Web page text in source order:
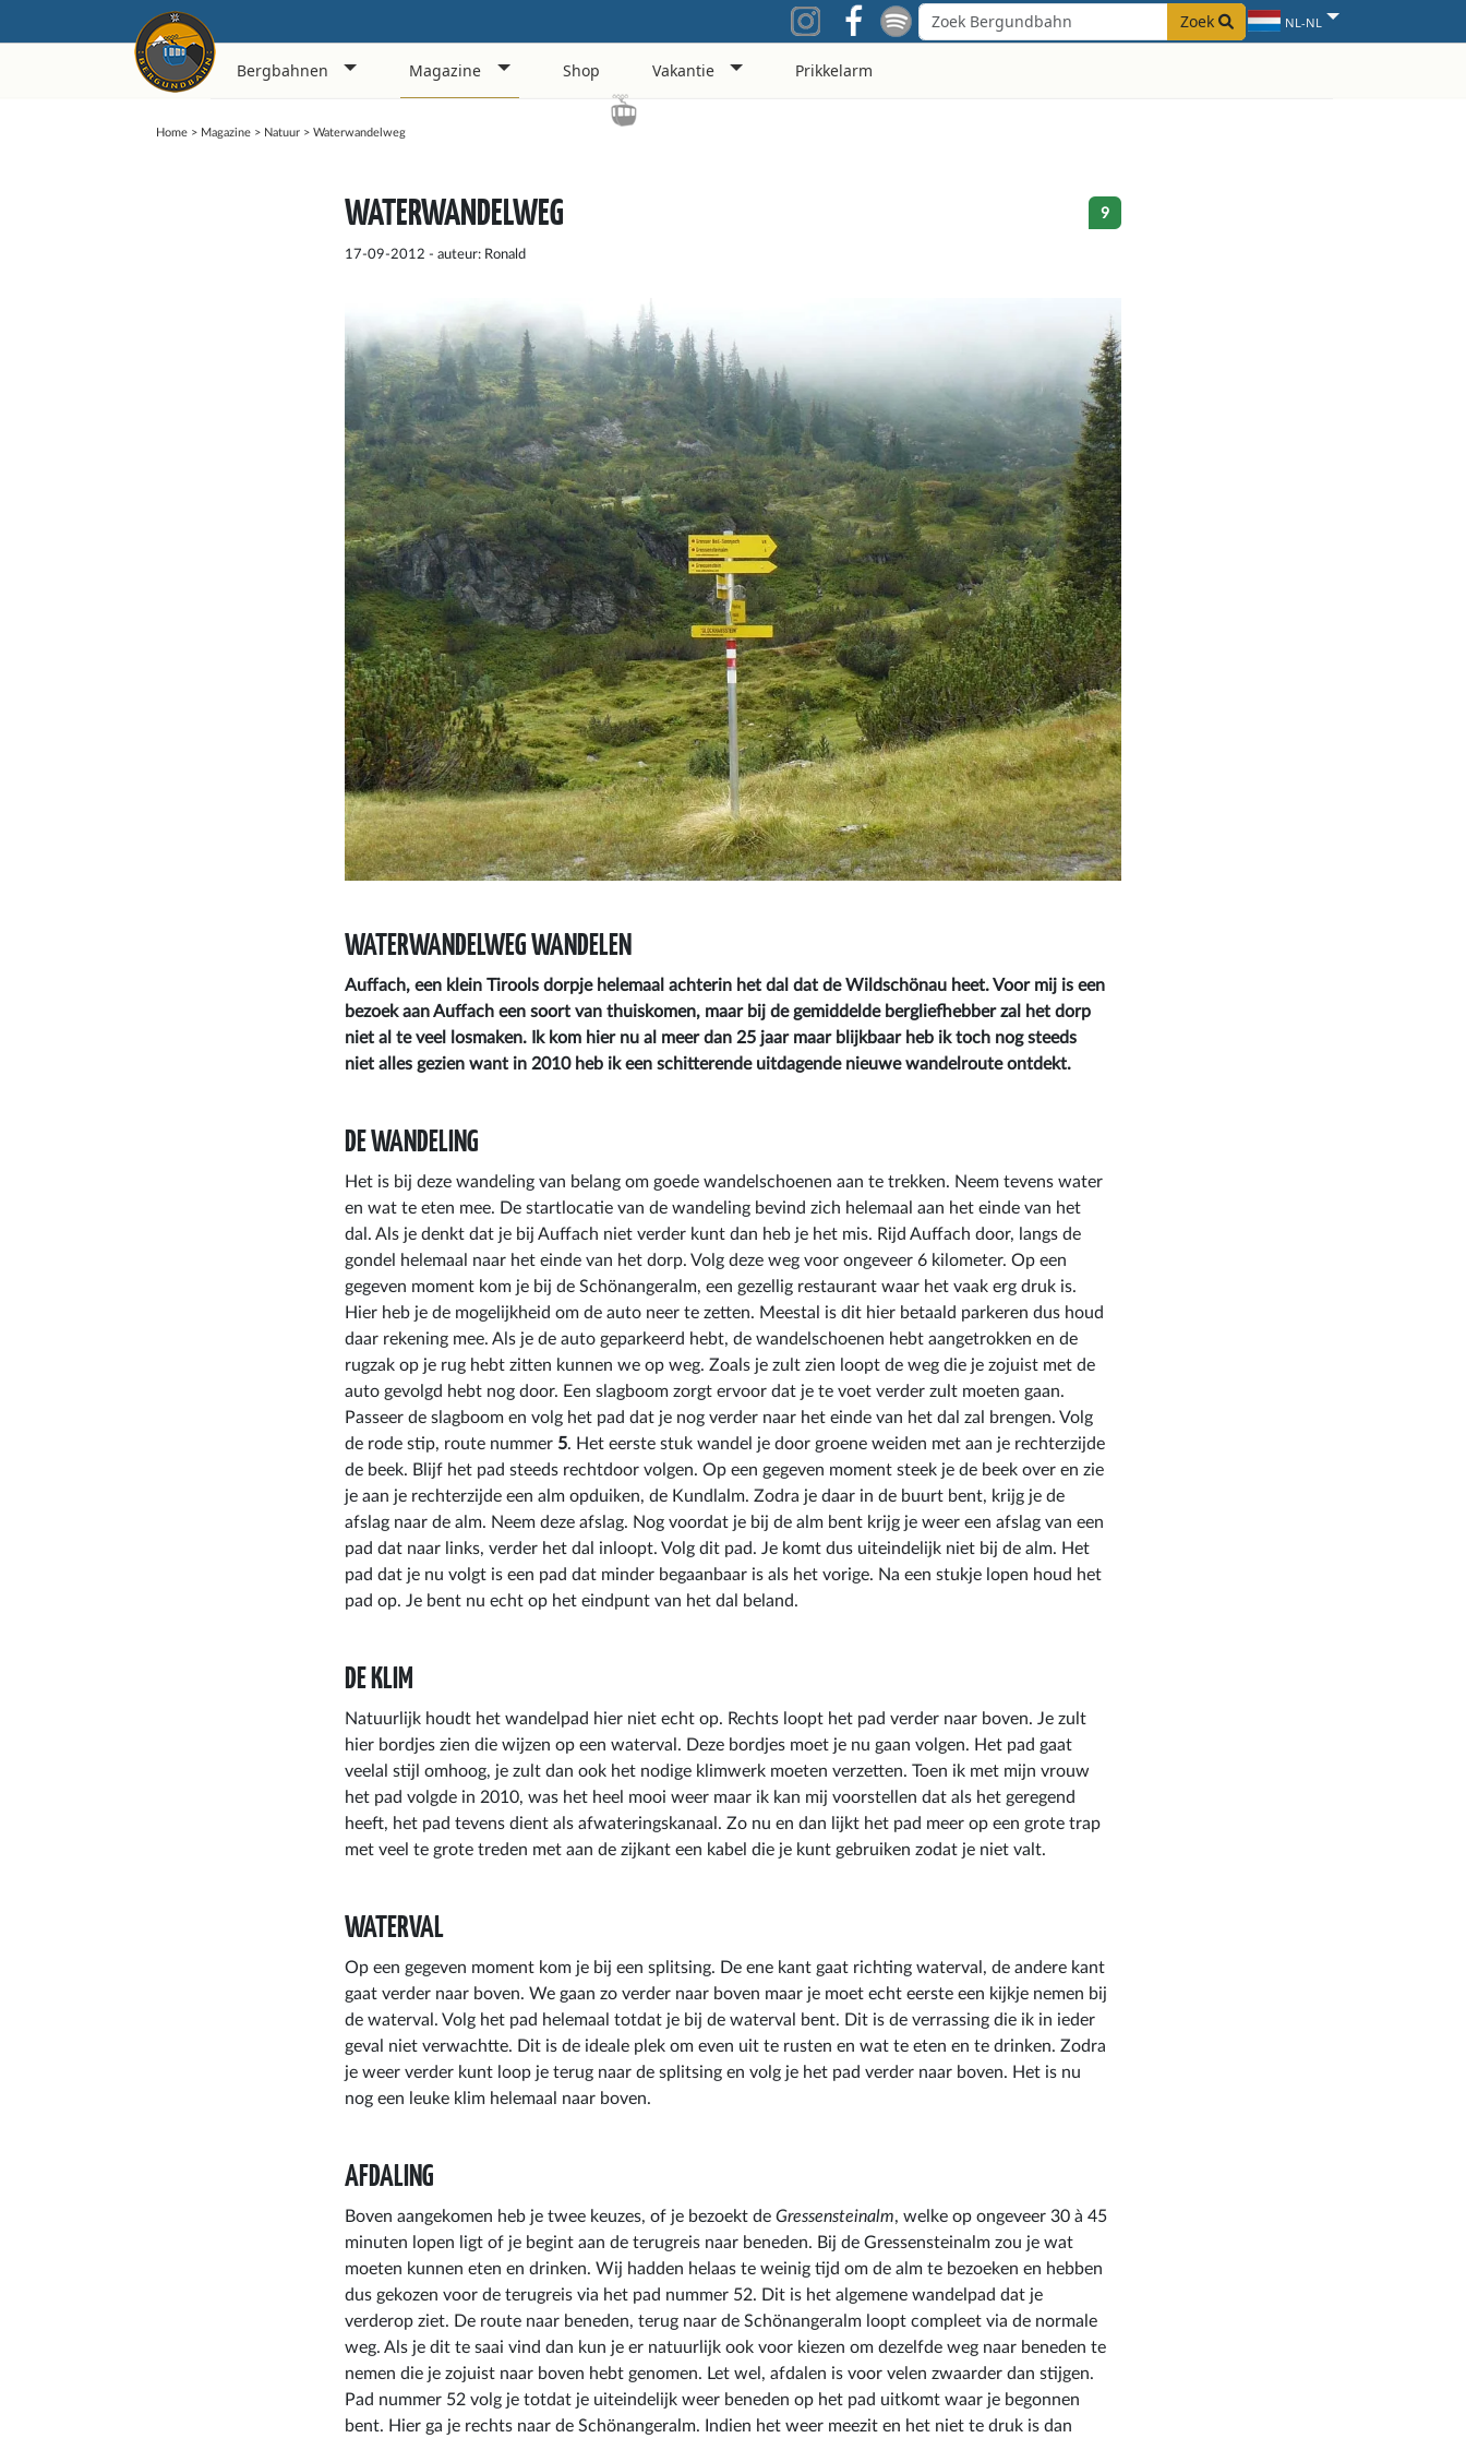
Zoek NL-NL
Bergbahnen Magazine Shop Vakantie Prikkelarm
Home> Magazine> Natuur> Waterwandelweg
WATERWANDELWEG
17-09-2012 - auteur: Ronald
9
WATERWANDELWEG WANDELEN
Auffach, een klein Tirools dorpje helemaal achterin het dal dat de Wildschönau heet. Voor mij is een
bezoek aan Auffach een soort van thuiskomen, maar bij de gemiddelde bergliefhebber zal het dorp
niet al te veel losmaken. Ik kom hier nu al meer dan 25 jaar maar blijkbaar heb ik toch nog steeds
niet alles gezien want in 2010 heb ik een schitterende uitdagende nieuwe wandelroute ontdekt.
DE WANDELING
Het is bij deze wandeling van belang om goede wandelschoenen aan te trekken. Neem tevens water
en wat te eten mee. De startlocatie van de wandeling bevind zich helemaal aan het einde van het
dal. Als je denkt dat je bij Auffach niet verder kunt dan heb je het mis. Rijd Auffach door, langs de
gondel helemaal naar het einde van het dorp. Volg deze weg voor ongeveer 6 kilometer. Op een
gegeven moment kom je bij de Schönangeralm, een gezellig restaurant waar het vaak erg druk is.
Hier heb je de mogelijkheid om de auto neer te zetten. Meestal is dit hier betaald parkeren dus houd
daar rekening mee. Als je de auto geparkeerd hebt, de wandelschoenen hebt aangetrokken en de
rugzak op je rug hebt zitten kunnen we op weg. Zoals je zult zien loopt de weg die je zojuist met de
auto gevolgd hebt nog door. Een slagboom zorgt ervoor dat je te voet verder zult moeten gaan.
Passeer de slagboom en volg het pad dat je nog verder naar het einde van het dal zal brengen. Volg
de rode stip, route nummer 5. Het eerste stuk wandel je door groene weiden met aan je rechterzijde
de beek. Blijf het pad steeds rechtdoor volgen. Op een gegeven moment steek je de beek over en zie
je aan je rechterzijde een alm opduiken, de Kundlalm. Zodra je daar in de buurt bent, krijg je de
afslag naar de alm. Neem deze afslag. Nog voordat je bij de alm bent krijg je weer een afslag van een
pad dat naar links, verder het dal inloopt. Volg dit pad. Je komt dus uiteindelijk niet bij de alm. Het
pad dat je nu volgt is een pad dat minder begaanbaar is als het vorige. Na een stukje lopen houd het
pad op. Je bent nu echt op het eindpunt van het dal beland.
DE KLIM
Natuurlijk houdt het wandelpad hier niet echt op. Rechts loopt het pad verder naar boven. Je zult
hier bordjes zien die wijzen op een waterval. Deze bordjes moet je nu gaan volgen. Het pad gaat
veelal stijl omhoog, je zult dan ook het nodige klimwerk moeten verzetten. Toen ik met mijn vrouw
het pad volgde in 2010, was het heel mooi weer maar ik kan mij voorstellen dat als het geregend
heeft, het pad tevens dient als afwateringskanaal. Zo nu en dan lijkt het pad meer op een grote trap
met veel te grote treden met aan de zijkant een kabel die je kunt gebruiken zodat je niet valt.
WATERVAL
Op een gegeven moment kom je bij een splitsing. De ene kant gaat richting waterval, de andere kant
gaat verder naar boven. We gaan zo verder naar boven maar je moet echt eerste een kijkje nemen bij
de waterval. Volg het pad helemaal totdat je bij de waterval bent. Dit is de verrassing die ik in ieder
geval niet verwachtte. Dit is de ideale plek om even uit te rusten en wat te eten en te drinken. Zodra
je weer verder kunt loop je terug naar de splitsing en volg je het pad verder naar boven. Het is nu
nog een leuke klim helemaal naar boven.
AFDALING
Boven aangekomen heb je twee keuzes, of je bezoekt deGressensteinalm, welke op ongeveer 30 à 45
minuten lopen ligt of je begint aan de terugreis naar beneden. Bij de Gressensteinalm zou je wat
moeten kunnen eten en drinken. Wij hadden helaas te weinig tijd om de alm te bezoeken en hebben
dus gekozen voor de terugreis via het pad nummer 52. Dit is het algemene wandelpad dat je
verderop ziet. De route naar beneden, terug naar de Schönangeralm loopt compleet via de normale
weg. Als je dit te saai vind dan kun je er natuurlijk ook voor kiezen om dezelfde weg naar beneden te
nemen die je zojuist naar boven hebt genomen. Let wel, afdalen is voor velen zwaarder dan stijgen.
Pad nummer 52 volg je totdat je uiteindelijk weer beneden op het pad uitkomt waar je begonnen
bent. Hier ga je rechts naar de Schönangeralm. Indien het weer meezit en het niet te druk is dan